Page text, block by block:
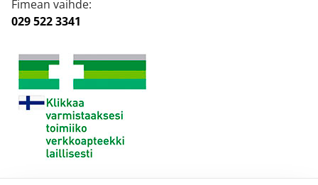
Fimean vaihde:
029 522 3341